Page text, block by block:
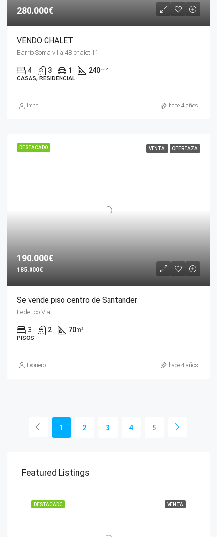
280.000€
VENDO CHALET
Barrio Soma villa 4B chalet 11
4 3 1 240m²
CASAS, RESIDENCIAL
Irene hace 4 años
DESTACADO VENTA OFERTAZA
190.000€
185.000€
Se vende piso centro de Santander
Federico Vial
3 2 70m²
PISOS
Leonero hace 4 años
1 2 3 4 5
Featured Listings
VENTA
DESTACADO